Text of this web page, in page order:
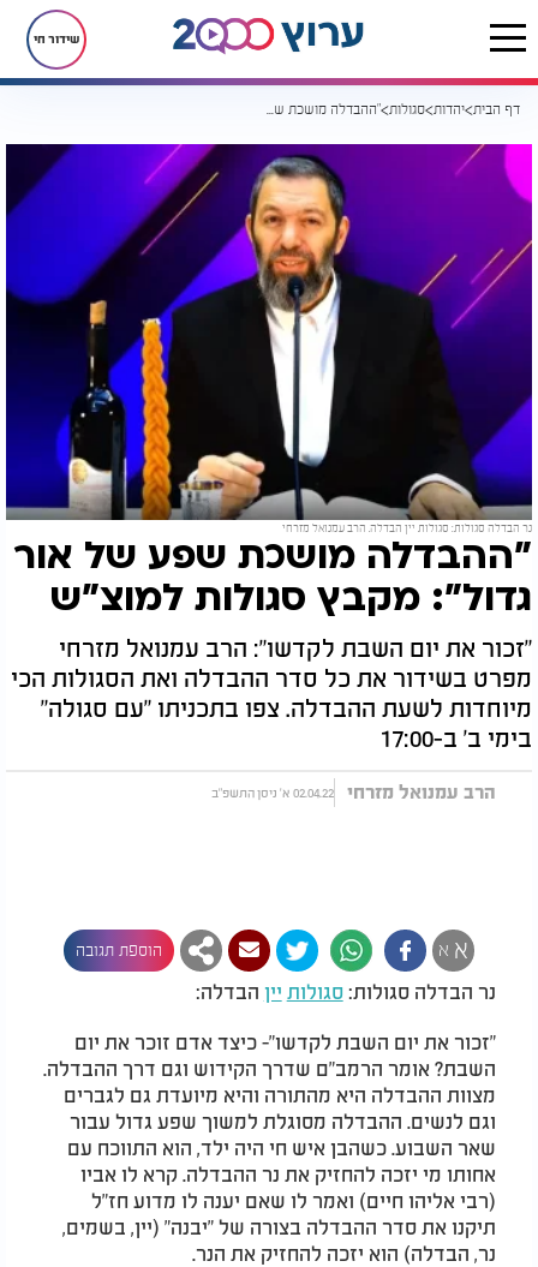
שידור חי
דף הבית יהדות סגולות "ההבדלה מושכת שפע של אור גדול": מקבץ סגולות למוצ"ש
נר הבדלה סגולות: סגולות יין הבדלה. הרב עמנואל מזרחי
"ההבדלה מושכת שפע של אור
גדול": מקבץ סגולות למוצ"ש
"זכור את יום השבת לקדשו": הרב עמנואל מזרחי
מפרט בשידור את כל סדר ההבדלה ואת הסגולות הכי
מיוחדות לשעת ההבדלה. צפו בתכניתו "עם סגולה"
בימי ב' ב-17:00
הרב עמנואל מזרחי 02.04.22 א' ניסן התשפ"ב
א א הוספת תגובה
נר הבדלה סגולות:סגולות יין הבדלה:
"זכור את יום השבת לקדשו"- כיצד אדם זוכר את יום
השבת? אומר הרמב"ם שדרך הקידוש וגם דרך ההבדלה.
מצוות ההבדלה היא מהתורה והיא מיועדת גם לגברים
וגם לנשים. ההבדלה מסוגלת למשוך שפע גדול עבור
שאר השבוע. כשהבן איש חי היה ילד, הוא התווכח עם
אחותו מי יזכה להחזיק את נר ההבדלה. קרא לו אביו
(רבי אליהו חיים) ואמר לו שאם יענה לו מדוע חז"ל
תיקנו את סדר ההבדלה בצורה של "יבנה" (יין, בשמים,
נר, הבדלה) הוא יזכה להחזיק את הנר.